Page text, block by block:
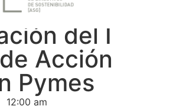
del I
Acción
Pymes
12:00 am